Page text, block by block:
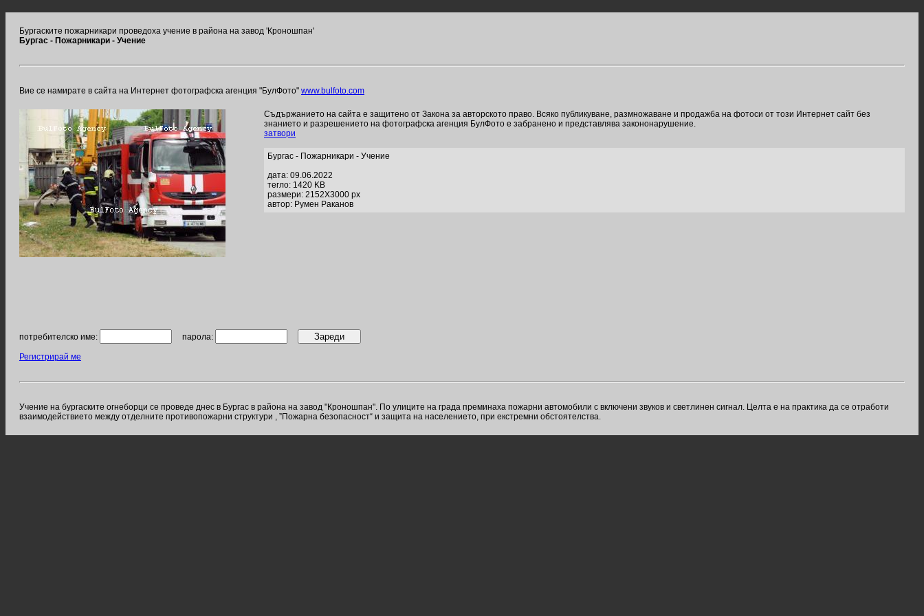
Бургаските пожарникари проведоха учение в района на завод 'Кроношпан'
Бургас - Пожарникари - Учение
Вие се намирате в сайта на Интернет фотографска агенция "БулФото" www.bulfoto.com
Съдържанието на сайта е защитено от Закона за авторското право. Всяко публикуване, размножаване и продажба на фотоси от този Интернет сайт без
знанието и разрешението на фотографска агенция БулФото е забранено и представлява закононарушение.
затвори
Бургас - Пожарникари - Учение
дата: 09.06.2022
тегло: 1420 KB
размери: 2152X3000 px
автор: Румен Раканов
потребителско име: парола:
Регистрирай ме
Учение на бургаските огнеборци се проведе днес в Бургас в района на завод "Кроношпан". По улиците на града преминаха пожарни автомобили с включени звуков и светлинен сигнал. Целта е на практика да се отработи
взаимодействието между отделните противопожарни структури , ”Пожарна безопасност“ и защита на населението, при екстремни обстоятелства.